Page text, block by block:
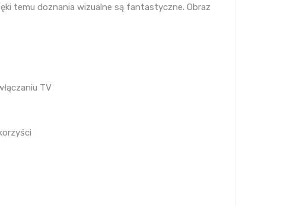
temu doznania wizualne są fantastyczne. Obraz
TV